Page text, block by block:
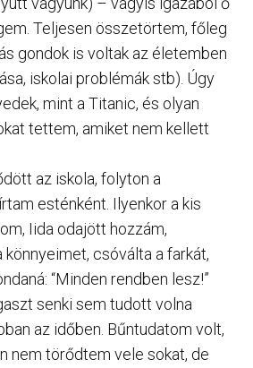
Teljesen összetörtem, főleg
gondok is voltak az életemben
iskolai problémák stb). Úgy
mint a Titanic, és olyan
tettem, amiket nem kellett
az iskola, folyton a
esténként. Ilyenkor a kis
Iida odajött hozzám,
könnyeimet, csóválta a farkát,
“Minden rendben lesz!”
senki sem tudott volna
az időben. Bűntudatom volt,
nem törődtem vele sokat, de